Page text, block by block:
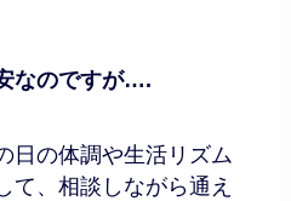
なのですが….
日の体調や生活リズム
て、相談しながら通え